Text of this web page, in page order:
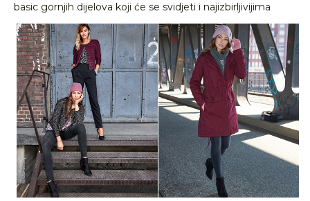
basic gornjih dijelova koji će se svidjeti i najizbirljivijima